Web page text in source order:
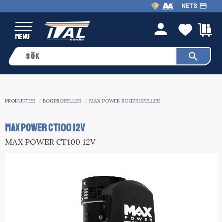
Meny
NETS payment
person
PRODUKTER BOGPROPELLER MAX POWER BOGPROPELLER
MAX POWER CT100 12V
MAX POWER CT100 12V